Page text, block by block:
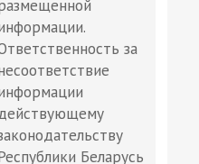
за
Беларусь